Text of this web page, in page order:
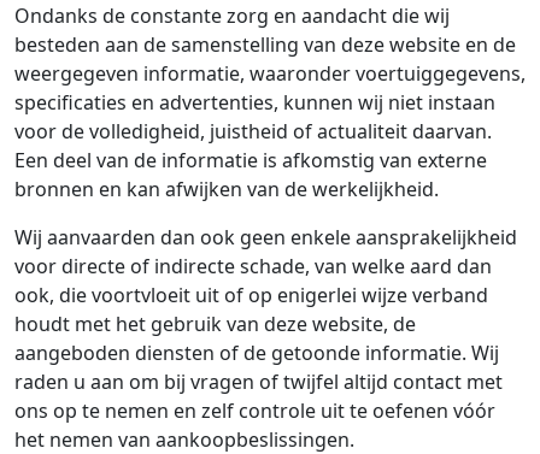
Ondanks de constante zorg en aandacht die wij
besteden aan de samenstelling van deze website en de
weergegeven informatie, waaronder voertuiggegevens,
specificaties en advertenties, kunnen wij niet instaan
voor de volledigheid, juistheid of actualiteit daarvan.
Een deel van de informatie is afkomstig van externe
bronnen en kan afwijken van de werkelijkheid.
Wij aanvaarden dan ook geen enkele aansprakelijkheid
voor directe of indirecte schade, van welke aard dan
ook, die voortvloeit uit of op enigerlei wijze verband
houdt met het gebruik van deze website, de
aangeboden diensten of de getoonde informatie. Wij
raden u aan om bij vragen of twijfel altijd contact met
ons op te nemen en zelf controle uit te oefenen vóór
het nemen van aankoopbeslissingen.